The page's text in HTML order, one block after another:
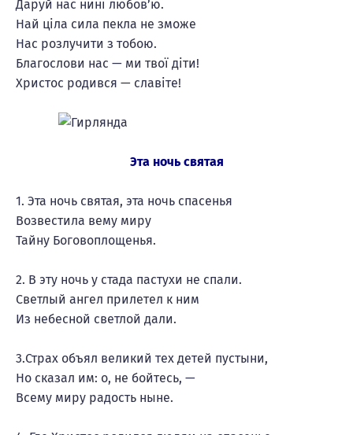
Даруй нас нині любов’ю.
Най ціла сила пекла не зможе
Нас розлучити з тобою.
Благослови нас — ми твої діти!
Христос родився — славіте!
Эта ночь святая
1. Эта ночь святая, эта ночь спасенья
Возвестила вему миру
Тайну Боговоплощенья.
2. В эту ночь у стада пастухи не спали.
Светлый ангел прилетел к ним
Из небесной светлой дали.
3.Страх объял великий тех детей пустыни,
Но сказал им: о, не бойтесь, —
Всему миру радость ныне.